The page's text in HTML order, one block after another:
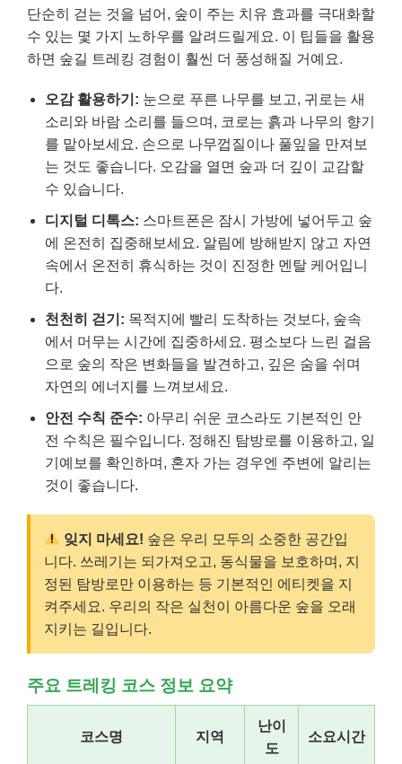
단순히 걷는 것을 넘어, 숲이 주는 치유 효과를 극대화할
수 있는 몇 가지 노하우를 알려드릴게요. 이 팁들을 활용
하면 숲길 트레킹 경험이 훨씬 더 풍성해질 거예요.
오감 활용하기: 눈으로 푸른 나무를 보고, 귀로는 새
소리와 바람 소리를 들으며, 코로는 흙과 나무의 향기
를 맡아보세요. 손으로 나무껍질이나 풀잎을 만져보
는 것도 좋습니다. 오감을 열면 숲과 더 깊이 교감할
수 있습니다.
디지털 디톡스: 스마트폰은 잠시 가방에 넣어두고 숲
에 온전히 집중해보세요. 알림에 방해받지 않고 자연
속에서 온전히 휴식하는 것이 진정한 멘탈 케어입니
다.
천천히 걷기: 목적지에 빨리 도착하는 것보다, 숲속
에서 머무는 시간에 집중하세요. 평소보다 느린 걸음
으로 숲의 작은 변화들을 발견하고, 깊은 숨을 쉬며
자연의 에너지를 느껴보세요.
안전 수칙 준수: 아무리 쉬운 코스라도 기본적인 안
전 수칙은 필수입니다. 정해진 탐방로를 이용하고, 일
기예보를 확인하며, 혼자 가는 경우엔 주변에 알리는
것이 좋습니다.
잊지 마세요! 숲은 우리 모두의 소중한 공간입
니다. 쓰레기는 되가져오고, 동식물을 보호하며, 지
정된 탐방로만 이용하는 등 기본적인 에티켓을 지
켜주세요. 우리의 작은 실천이 아름다운 숲을 오래
지키는 길입니다.
주요 트레킹 코스 정보 요약
코스명 지역
난이
도
소요시간